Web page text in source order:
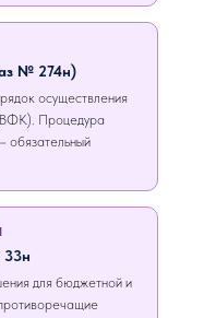
№ 274н)
осуществления
Процедура
обязательный
для бюджетной и